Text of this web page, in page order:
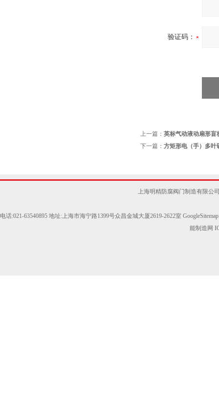
验证码：
上一篇： 英标气动液动扇形盲
下一篇： 方矩形电（手）多叶
上海明精防腐阀门制造有限公
电话:021-63540895 地址:上海市海宁路1399号众昌金城大厦2619-2622室 GoogleSitemap
能制造网